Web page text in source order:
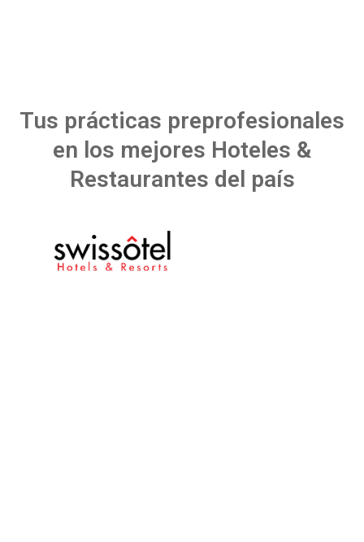
Tus prácticas preprofesionales
en los mejores Hoteles &
Restaurantes del país